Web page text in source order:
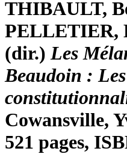
THIBAULT,
PELLETIER,
(dir.) Les
Beaudoin :
Cowansville,
521 pages,